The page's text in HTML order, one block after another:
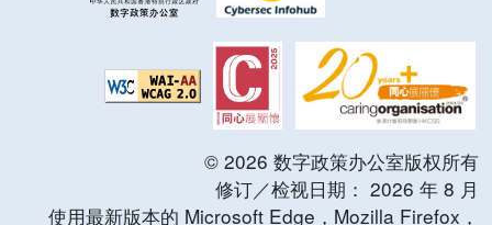
© 2026 数字政策办公室版权所有
修订／检视日期： 2026 年 8 月
使用最新版本的 Microsoft Edge，Mozilla Firefox，